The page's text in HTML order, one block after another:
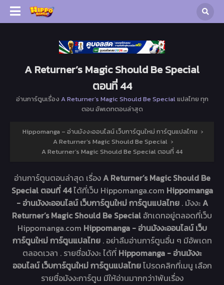
A Returner’s Magic Should Be Special
ตอนที่ 44
อ่านการ์ตูนเรื่อง A Returner’s Magic Should Be Specialแปลไทย ทุก
ตอน อัพเดทตอนล่าสุด
Hippomanga – อ่านมังงะออนไลน์ เว็บการ์ตูนใหม่ การ์ตูนแปลไทย ›
A Returner’s Magic Should Be Special ›
A Returner’s Magic Should Be Special ตอนที่ 44
อ่านการ์ตูนตอนล่าสุด เรื่องA Returner’s Magic Should Be
Special ตอนที่ 44ได้ที่เว็บ Hippomanga.com Hippomanga
- อ่านมังงะออนไลน์ เว็บการ์ตูนใหม่ การ์ตูนแปลไทย . มังงะA
Returner’s Magic Should Be Special อัทเดทอยู่ตลอดที่เว็บ
Hippomanga.com Hippomanga - อ่านมังงะออนไลน์ เว็บ
การ์ตูนใหม่ การ์ตูนแปลไทย . อย่าลืมอ่านการ์ตูนอื่น ๆ มีอัพเดท
ตลอดเวลา . รายชื่อมังงะ ได้ที่ Hippomanga - อ่านมังงะ
ออนไลน์ เว็บการ์ตูนใหม่ การ์ตูนแปลไทยโปรดคลิกที่เมนู เลือก
รายชื่อมังงะการ์ตูน มีให้อ่านมากกว่า1พันเรื่อง